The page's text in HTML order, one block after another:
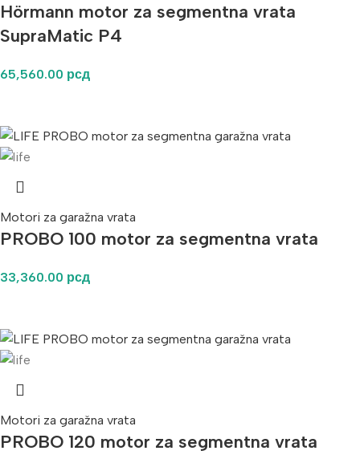
Hörmann motor za segmentna vrata
SupraMatic P4
65,560.00 рсд
Motori za garažna vrata
PROBO 100 motor za segmentna vrata
33,360.00 рсд
Motori za garažna vrata
PROBO 120 motor za segmentna vrata